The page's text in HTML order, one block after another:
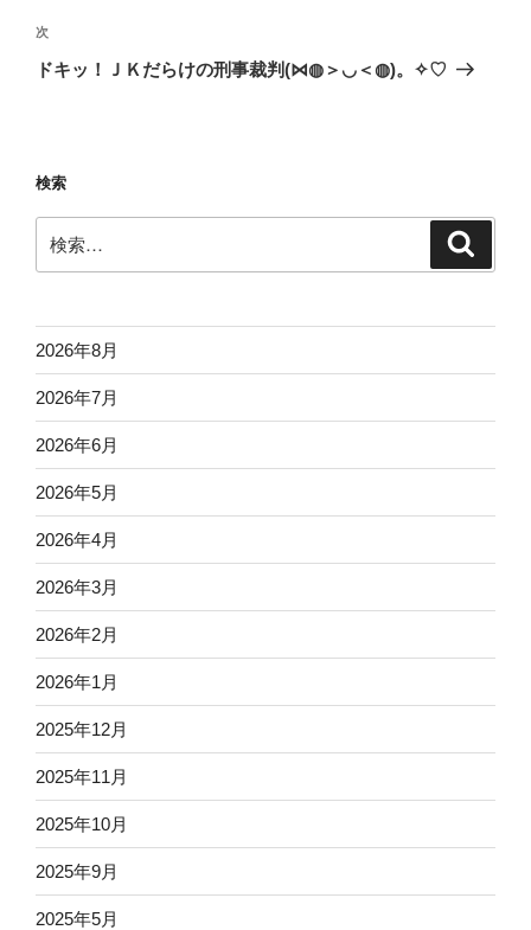
ビ
ゲ
ン
稿
次
の
次
ドキッ！ＪＫだらけの刑事裁判(⋈◍＞◡＜◍)。✧♡
検索
索:
2026年8月
2026年7月
2026年6月
2026年5月
2026年4月
2026年3月
2026年2月
2026年1月
2025年12月
2025年11月
2025年10月
2025年9月
2025年5月